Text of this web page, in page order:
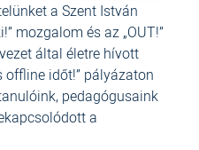
a Szent István
mozgalom és az „OUT!”
által életre hívott
offline időt!” pályázaton
pedagógusaink
a